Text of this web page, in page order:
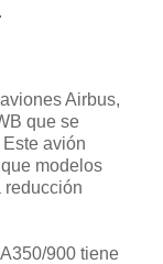
Airbus,
que se
avión
modelos
reducción
900 tiene